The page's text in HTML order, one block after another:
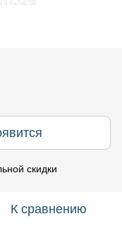
скидки
К сравнению